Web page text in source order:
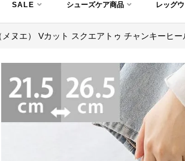
SALE シューズケア商品 レッグ
メヌエ） Vカット スクエアトゥ チャンキーヒ